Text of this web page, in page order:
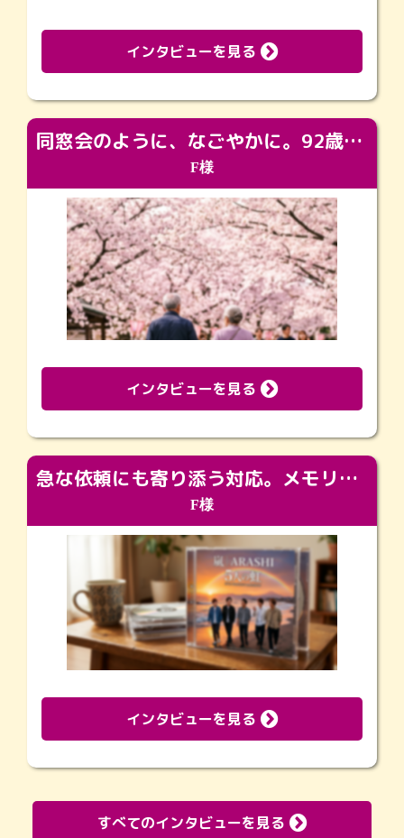
インタビューを見る
同窓会のように、なごやかに。92歳の旅立ちを彩った、再会と感謝の場
F様
インタビューを見る
急な依頼にも寄り添う対応。メモリアルコーナーで振り返る大切な日々
F様
インタビューを見る
すべてのインタビューを見る